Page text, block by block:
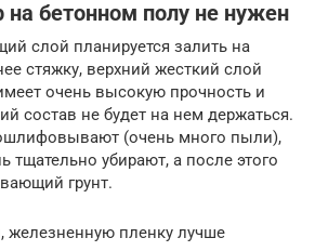
на бетонном полу не нужен
слой планируется залить на
стяжку, верхний жесткий слой
очень высокую прочность и
состав не будет на нем держаться.
(очень много пыли),
тщательно убирают, а после этого
грунт.
железненную пленку лучше